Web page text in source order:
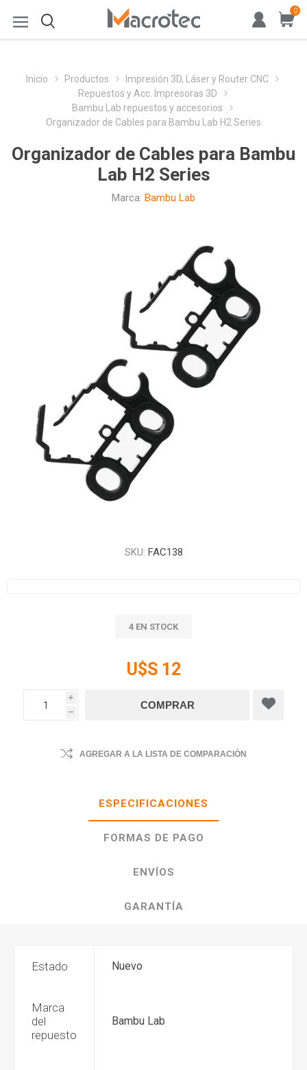
0
Inicio Productos
Impresión 3D, Láser y Router CNC
Repuestos y Acc. Impresoras 3D
Bambu Lab repuestos y accesorios
Organizador de Cables para Bambu Lab H2 Series
Organizador de Cables para Bambu
Lab H2 Series
Marca: Bambu Lab
SKU: FAC138
4 EN STOCK
U$S 12
i
h
AGREGAR A LA LISTA DE COMPARACIÓN
ESPECIFICACIONES
FORMAS DE PAGO
ENVÍOS
GARANTÍA
Estado Nuevo
Marca
del
repuesto
Bambu Lab